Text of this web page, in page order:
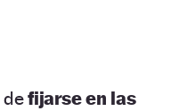
defijarse en las